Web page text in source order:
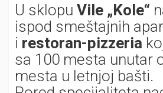
U sklopu Vile „Kole“
ispod smeštajnih
i restoran-pizzeria
sa 100 mesta unutar
mesta u letnjoj bašti.